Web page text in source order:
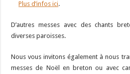
Plus d’infos ici.
D’autres messes avec des chants
diverses paroisses.
Nous vous invitons également à nous
messes de Noël en breton ou avec